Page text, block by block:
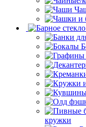
кружки